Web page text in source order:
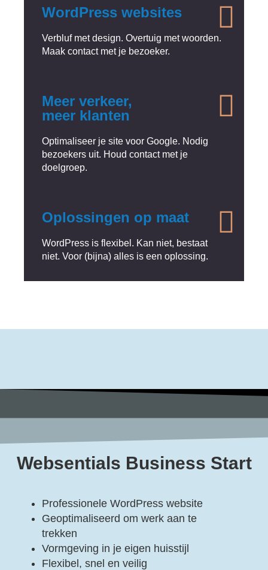
WordPress websites
Verbluf met design. Overtuig met woorden.
Maak contact met je bezoeker.
Meer verkeer,
meer klanten
Optimaliseer je site voor Google. Nodig
bezoekers uit. Houd contact met je
doelgroep.
Oplossingen op maat
WordPress is flexibel. Kan niet, bestaat
niet. Voor (bijna) alles is een oplossing.
Websentials Business Start
Professionele WordPress website
Geoptimaliseerd om werk aan te
trekken
Vormgeving in je eigen huisstijl
Flexibel, snel en veilig